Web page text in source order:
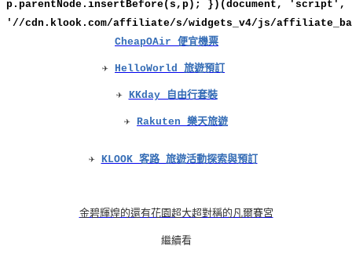
p.parentNode.insertBefore(s,p); })(document, 'script',
'//cdn.klook.com/affiliate/s/widgets_v4/js/
CheapOAir 便宜機票
✈ HelloWorld 旅遊預訂
✈ KKday 自由行套裝
✈ Rakuten 樂天旅遊
✈ KLOOK 客路 旅遊活動探索與預訂
金碧輝煌的還有花園超大超對稱的凡爾賽宮
繼續看